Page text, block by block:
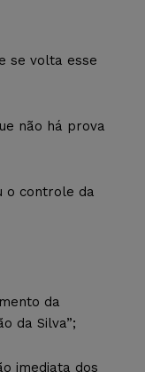
se volta esse
não há prova
o controle da
da
da Silva”;
imediata dos